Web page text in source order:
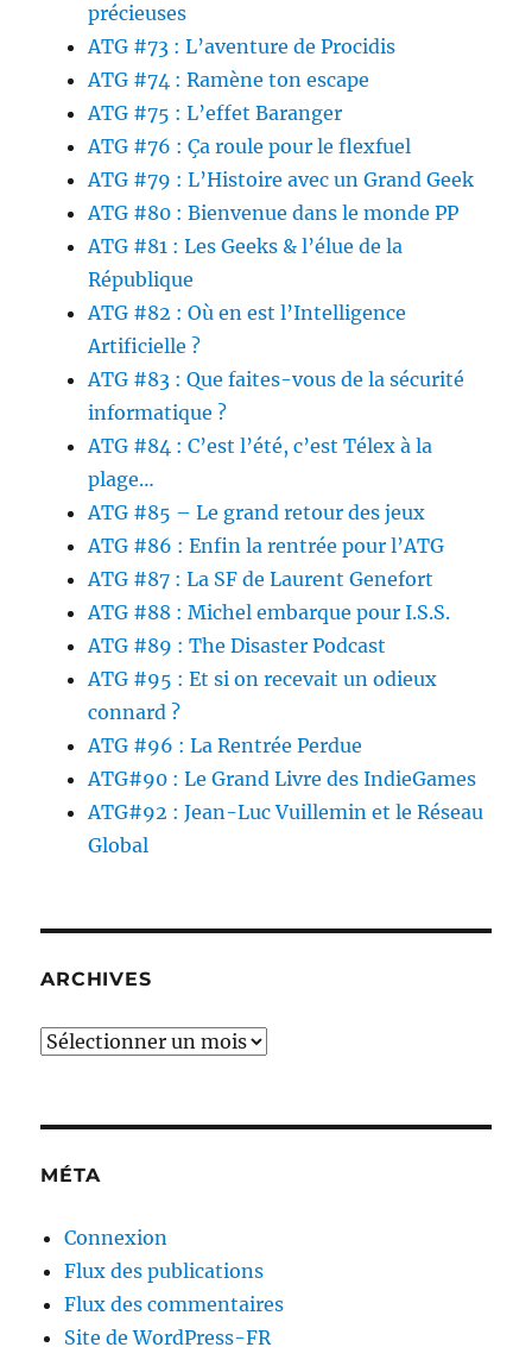
précieuses
ATG #73 : L’aventure de Procidis
ATG #74 : Ramène ton escape
ATG #75 : L’effet Baranger
ATG #76 : Ça roule pour le flexfuel
ATG #79 : L’Histoire avec un Grand Geek
ATG #80 : Bienvenue dans le monde PP
ATG #81 : Les Geeks & l’élue de la
République
ATG #82 : Où en est l’Intelligence
Artificielle ?
ATG #83 : Que faites-vous de la sécurité
informatique ?
ATG #84 : C’est l’été, c’est Télex à la
plage…
ATG #85 – Le grand retour des jeux
ATG #86 : Enfin la rentrée pour l’ATG
ATG #87 : La SF de Laurent Genefort
ATG #88 : Michel embarque pour I.S.S.
ATG #89 : The Disaster Podcast
ATG #95 : Et si on recevait un odieux
connard ?
ATG #96 : La Rentrée Perdue
ATG#90 : Le Grand Livre des IndieGames
ATG#92 : Jean-Luc Vuillemin et le Réseau
Global
ARCHIVES
Archives
MÉTA
Connexion
Flux des publications
Flux des commentaires
Site de WordPress-FR